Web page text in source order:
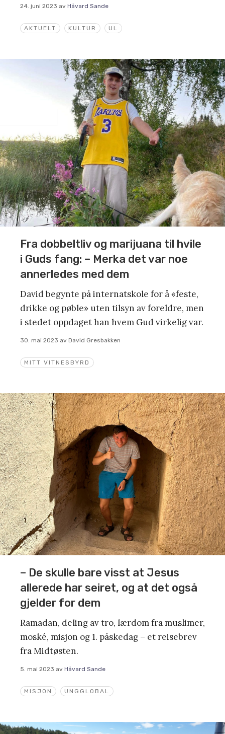
AKTUELT KULTUR UL
24. juni 2023 av Håvard Sande
MITT VITNESBYRD
Fra dobbeltliv og marijuana til hvile
i Guds fang: – Merka det var noe
annerledes med dem
David begynte på internatskole for å «feste,
drikke og pøble» uten tilsyn av foreldre, men
i stedet oppdaget han hvem Gud virkelig var.
30. mai 2023 av David Gresbakken
MISJON UNGGLOBAL
– De skulle bare visst at Jesus
allerede har seiret, og at det også
gjelder for dem
Ramadan, deling av tro, lærdom fra muslimer,
moské, misjon og 1. påskedag – et reisebrev
fra Midtøsten.
5. mai 2023 av Håvard Sande